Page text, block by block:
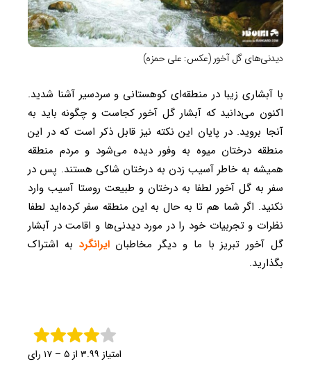
دیدنی‌های گل آخور (عکس: علی حمزه)
با آبشاری زیبا در منطقه‌ای کوهستانی و سردسیر آشنا شدید.
اکنون می‌دانید که آبشار گل آخور کجاست و چگونه باید به
آنجا بروید. در پایان این نکته نیز قابل ذکر است که در این
منطقه درختان میوه به وفور دیده می‌شود و مردم منطقه
همیشه به خاطر آسیب زدن به درختان شاکی هستند. پس در
سفر به گل آخور لطفا به درختان و طبیعت روستا آسیب وارد
نکنید. اگر شما هم تا به حال به این منطقه سفر کرده‌اید لطفا
نظرات و تجربیات خود را در مورد دیدنی‌ها و اقامت در آبشار
گل آخور تبریز با ما و دیگر مخاطبانایرانگرد به اشتراک
بگذارید.
امتیاز ۳.۹۹ از ۵ – ۱۷ رای